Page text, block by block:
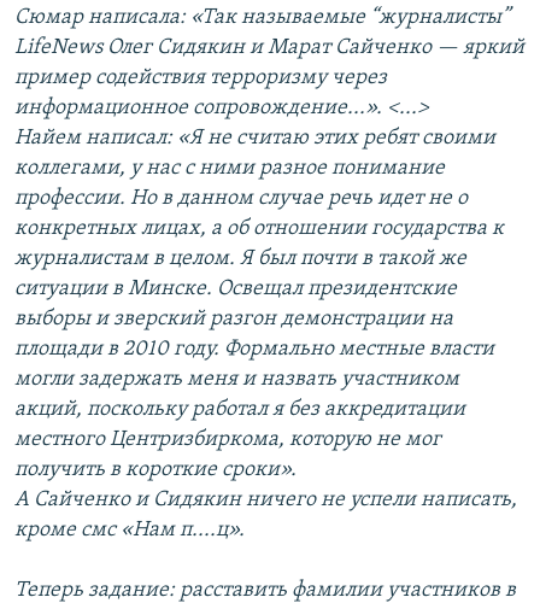
Сюмар написала: «Так называемые “журналисты”
LifeNews Олег Сидякин и Марат Сайченко — яркий
пример содействия терроризму через
информационное сопровождение...». <...>
Найем написал: «Я не считаю этих ребят своими
коллегами, у нас с ними разное понимание
профессии. Но в данном случае речь идет не о
конкретных лицах, а об отношении государства к
журналистам в целом. Я был почти в такой же
ситуации в Минске. Освещал президентские
выборы и зверский разгон демонстрации на
площади в 2010 году. Формально местные власти
могли задержать меня и назвать участником
акций, поскольку работал я без аккредитации
местного Центризбиркома, которую не мог
получить в короткие сроки».
А Сайченко и Сидякин ничего не успели написать,
кроме смс «Нам п....ц».
Теперь задание: расставить фамилии участников в